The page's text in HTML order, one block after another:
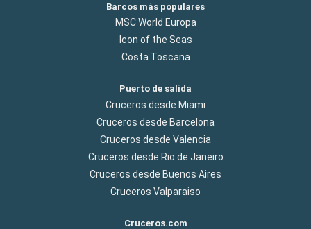
Barcos más populares
MSC World Europa
Icon of the Seas
Costa Toscana
Puerto de salida
Cruceros desde Miami
Cruceros desde Barcelona
Cruceros desde Valencia
Cruceros desde Rio de Janeiro
Cruceros desde Buenos Aires
Cruceros Valparaiso
Cruceros.com